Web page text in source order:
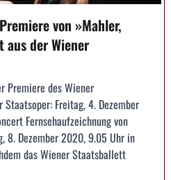
von »Mahler,
der Wiener
Premiere des Wiener
Freitag, 4. Dezember
Fernsehaufzeichnung von
8. Dezember 2020, 9.05 Uhr in
das Wiener Staatsballett